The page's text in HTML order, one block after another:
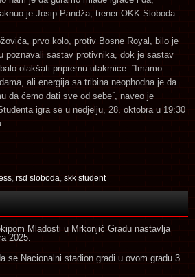
je Josip Pandža, trener OKK Sloboda.
prvo kolo, protiv Bosne Royal, bilo je
poznavali sastav protivnika, dok je sastav
olakšati pripremu utakmice. ˝Imamo
ali energija sa tribina neophodna je da
da ćemo dati sve od sebe˝, naveo je
igra se u nedjelju, 28. oktobra u 19:30
rsd sloboda skk student
Mladosti u Mrkonjić Gradu nastavlja
2025.
se Nacionalni stadion gradi u ovom gradu 3.